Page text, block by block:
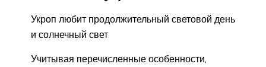
Укроп любит продолжительный световой день
и солнечный свет
Учитывая перечисленные особенности,